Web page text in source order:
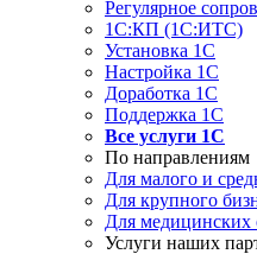
Регулярное
1С:КП (1С:ИТС)
Установка 1С
Настройка 1С
Доработка 1С
Поддержка 1С
Все услуги 1С
По направлениям
Для малого и
Для крупного
Для медицинских
Услуги наших